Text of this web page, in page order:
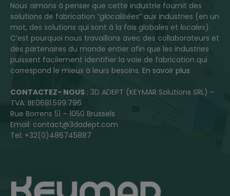
Nous aimons à penser que cette industrie fournit des
solutions de fabrication “glocalisées” aux industries (en un
mot, des solutions qui sont à la fois globales et locales).
C’est pourquoi nous travaillons avec des collaborateurs et
des partenaires du monde entier afin que les industries
puissent facilement identifier la voie de fabrication qui
correspond le mieux à leurs besoins. En savoir plus
CONTACTEZ- NOUS : 3D ADEPT (KEYMAR Solutions SRL) –
TVA: BE0681.599.796
Rue Borrens 51 – 1050 Brussels
Email: contact@3dadept.com
Tel: +32(0)486745887